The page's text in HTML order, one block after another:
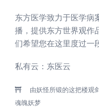
东方医学致力于医学病
播，提供东方世界观作
们希望您在这里度过一
私有云： 东医云
由妖怪所锻的这把楼观
魂魄妖梦